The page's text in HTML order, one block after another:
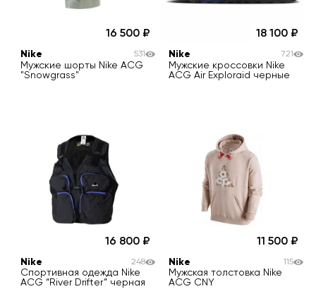
16 500
Nike
Мужские шорты Nike ACG
"Snowgrass"
531
18 100
Nike
Мужские кроссовки Nike
ACG Air Exploraid черные
721
16 800
Nike
Спортивная одежда Nike
ACG “River Drifter” черная
248
11 500
Nike
Мужская толстовка Nike
ACG CNY
115